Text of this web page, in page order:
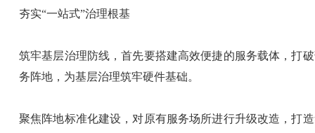
夯实“一站式”治理根基
筑牢基层治理防线，首先要搭建高效便捷的服务载体，打
务阵地，为基层治理筑牢硬件基础。
聚焦阵地标准化建设，对原有服务场所进行升级改造，打